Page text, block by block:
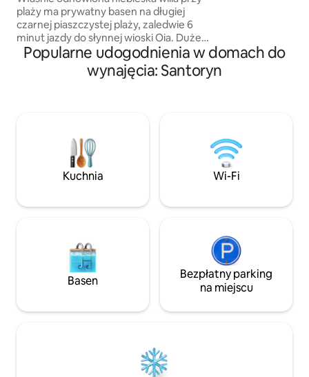
plaży ma prywatny basen na długiej
czarnej piaszczystej plaży, zaledwie 6
minut jazdy do słynnej wioski Oia. Duże
prywatne werandy, dostęp do plaży,
piękne widoki na wschód i zachód
słońca! 2 piętra, 3 sypialnie, 3 łazienki,w
Blue,Santorini
Blue,Eternity,Serenity,Captains
Blue,Secret garden i Sailing blue, który
znajduje się tuż obok, również z
Santorini.
Popularne udogodnienia w domach do
wynajęcia: Santoryn
Kuchnia Wi-Fi
Basen
Bezpłatny parking
na miejscu